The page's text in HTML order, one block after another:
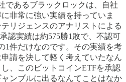
であるブラックロックは、自社
非常に強い実績を持っていま
リジェンスのアナリストによる
認実績は約575勝1敗で、不認可
1件だけなのです。その実績を考
請を決して軽く考えていたなん
、このビットコインETFを承認
ンブルに出るなんてことはなか